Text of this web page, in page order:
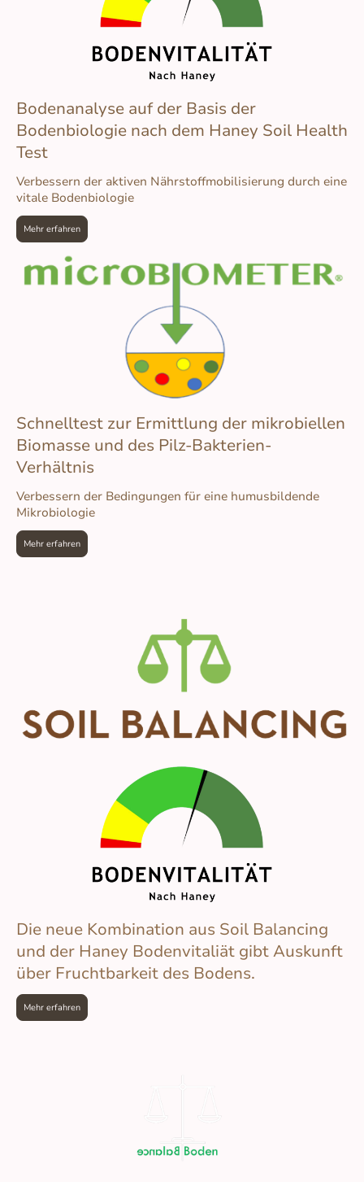
Bodenanalyse auf der Basis der
Bodenbiologie nach dem Haney Soil Health
Test
Verbessern der aktiven Nährstoffmobilisierung durch eine
vitale Bodenbiologie
Mehr erfahren
Schnelltest zur Ermittlung der mikrobiellen
Biomasse und des Pilz-Bakterien-
Verhältnis
Verbessern der Bedingungen für eine humusbildende
Mikrobiologie
Mehr erfahren
Die neue Kombination aus Soil Balancing
und der Haney Bodenvitaliät gibt Auskunft
über Fruchtbarkeit des Bodens.
Mehr erfahren